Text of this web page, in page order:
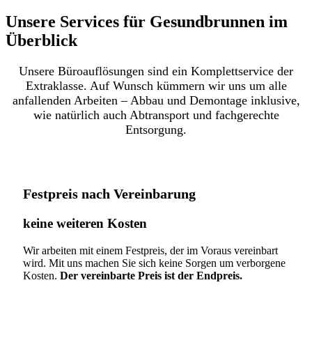
Unsere Services für Gesundbrunnen im
Überblick​
Unsere Büroauflösungen sind ein Komplettservice der
Extraklasse. Auf Wunsch kümmern wir uns um alle
anfallenden Arbeiten – Abbau und Demontage inklusive,
wie natürlich auch Abtransport und fachgerechte
Entsorgung.
Festpreis nach Vereinbarung
keine weiteren Kosten
Wir arbeiten mit einem Festpreis, der im Voraus vereinbart
wird. Mit uns machen Sie sich keine Sorgen um verborgene
Kosten. Der vereinbarte Preis ist der Endpreis.